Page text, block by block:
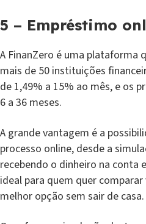
5 – Empréstimo
A FinanZero é uma plataforma
mais de 50 instituições
de 1,49% a 15% ao mês, e os
6 a 36 meses.
A grande vantagem é a
processo online, desde a
recebendo o dinheiro na conta
ideal para quem quer
melhor opção sem sair de casa.